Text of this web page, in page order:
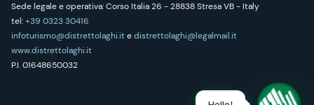
Sede legale e operativa: Corso Italia 26 - 28838 Stresa VB - Italy
tel:+39 0323 30416
infoturismo@distrettolaghi.itedistrettolaghi@legalmail.it
www.distrettolaghi.it
P.I. 01648650032